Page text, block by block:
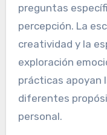
preguntas
percepción. La
creatividad y la
exploración
prácticas apoyan
diferentes
personal.